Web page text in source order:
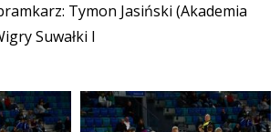
Tymon Jasiński (Akademia
Suwałki I